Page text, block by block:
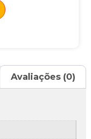
Avaliações (0)